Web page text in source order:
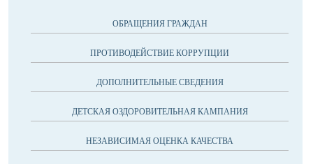
ОБРАЩЕНИЯ ГРАЖДАН
ПРОТИВОДЕЙСТВИЕ КОРРУПЦИИ
ДОПОЛНИТЕЛЬНЫЕ СВЕДЕНИЯ
ДЕТСКАЯ ОЗДОРОВИТЕЛЬНАЯ КАМПАНИЯ
НЕЗАВИСИМАЯ ОЦЕНКА КАЧЕСТВА